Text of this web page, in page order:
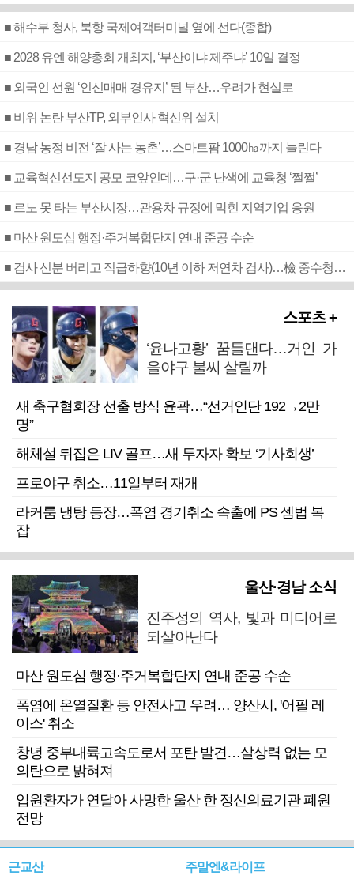
■ 해수부 청사, 북항 국제여객터미널 옆에 선다(종합)
■ 2028 유엔 해양총회 개최지, ‘부산이냐 제주냐’ 10일 결정
■ 외국인 선원 ‘인신매매 경유지’ 된 부산…우려가 현실로
■ 비위 논란 부산TP, 외부인사 혁신위 설치
■ 경남 농정 비전 ‘잘 사는 농촌’…스마트팜 1000㏊까지 늘린다
■ 교육혁신선도지 공모 코앞인데…구·군 난색에 교육청 ‘쩔쩔’
■ 르노 못 타는 부산시장…관용차 규정에 막힌 지역기업 응원
■ 마산 원도심 행정·주거복합단지 연내 준공 수순
■ 검사 신분 버리고 직급하향(10년 이하 저연차 검사)…檢 중수청행 기피
스포츠 +
‘윤나고황’ 꿈틀댄다…거인 가
을야구 불씨 살릴까
새 축구협회장 선출 방식 윤곽…“선거인단 192→2만
명”
해체설 뒤집은 LIV 골프…새 투자자 확보 ‘기사회생’
프로야구 취소…11일부터 재개
라커룸 냉탕 등장…폭염 경기취소 속출에 PS 셈법 복
잡
울산·경남 소식
진주성의 역사, 빛과 미디어로
되살아난다
마산 원도심 행정·주거복합단지 연내 준공 수순
폭염에 온열질환 등 안전사고 우려… 양산시, '어필 레
이스' 취소
창녕 중부내륙고속도로서 포탄 발견…살상력 없는 모
의탄으로 밝혀져
입원환자가 연달아 사망한 울산 한 정신의료기관 폐원
전망
근교산 주말엔&라이프